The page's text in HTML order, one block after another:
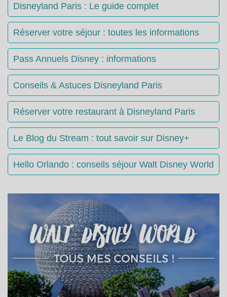
Disneyland Paris : Le guide complet
Réserver votre séjour : toutes les informations
Pass Annuels Disney : informations
Conseils & Astuces Disneyland Paris
Réserver votre restaurant à Disneyland Paris
Le Blog du Stream : tout savoir sur Disney+
Hello Orlando : conseils séjour Walt Disney World